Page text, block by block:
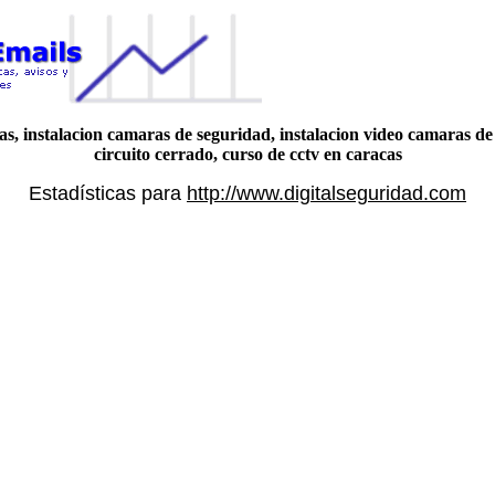
instalacion camaras de seguridad, instalacion video camaras
circuito cerrado, curso de cctv en caracas
Estadísticas para http://www.digitalseguridad.com